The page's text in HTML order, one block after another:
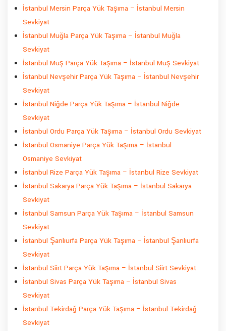
İstanbul Mersin Parça Yük Taşıma – İstanbul Mersin
Sevkiyat
İstanbul Muğla Parça Yük Taşıma – İstanbul Muğla
Sevkiyat
İstanbul Muş Parça Yük Taşıma – İstanbul Muş Sevkiyat
İstanbul Nevşehir Parça Yük Taşıma – İstanbul Nevşehir
Sevkiyat
İstanbul Niğde Parça Yük Taşıma – İstanbul Niğde
Sevkiyat
İstanbul Ordu Parça Yük Taşıma – İstanbul Ordu Sevkiyat
İstanbul Osmaniye Parça Yük Taşıma – İstanbul
Osmaniye Sevkiyat
İstanbul Rize Parça Yük Taşıma – İstanbul Rize Sevkiyat
İstanbul Sakarya Parça Yük Taşıma – İstanbul Sakarya
Sevkiyat
İstanbul Samsun Parça Yük Taşıma – İstanbul Samsun
Sevkiyat
İstanbul Şanlıurfa Parça Yük Taşıma – İstanbul Şanlıurfa
Sevkiyat
İstanbul Siirt Parça Yük Taşıma – İstanbul Siirt Sevkiyat
İstanbul Sivas Parça Yük Taşıma – İstanbul Sivas
Sevkiyat
İstanbul Tekirdağ Parça Yük Taşıma – İstanbul Tekirdağ
Sevkiyat